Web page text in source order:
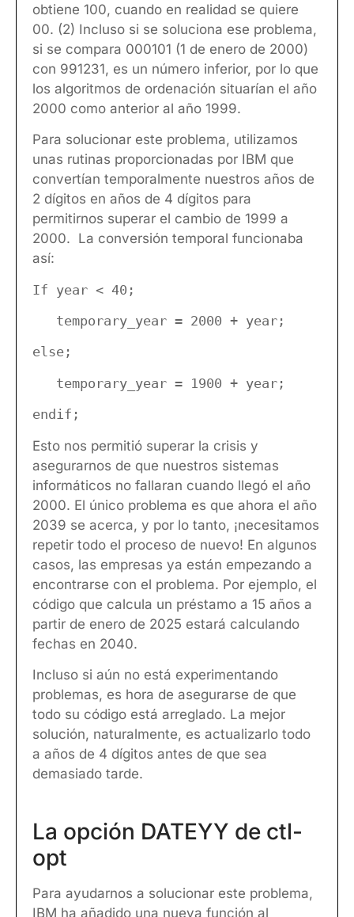
obtiene 100, cuando en realidad se quiere
00. (2) Incluso si se soluciona ese problema,
si se compara 000101 (1 de enero de 2000)
con 991231, es un número inferior, por lo que
los algoritmos de ordenación situarían el año
2000 como anterior al año 1999.
Para solucionar este problema, utilizamos
unas rutinas proporcionadas por IBM que
convertían temporalmente nuestros años de
2 dígitos en años de 4 dígitos para
permitirnos superar el cambio de 1999 a
2000. La conversión temporal funcionaba
así:
If year < 40;
temporary_year = 2000 + year;
else;
temporary_year = 1900 + year;
endif;
Esto nos permitió superar la crisis y
asegurarnos de que nuestros sistemas
informáticos no fallaran cuando llegó el año
2000. El único problema es que ahora el año
2039 se acerca, y por lo tanto, ¡necesitamos
repetir todo el proceso de nuevo! En algunos
casos, las empresas ya están empezando a
encontrarse con el problema. Por ejemplo, el
código que calcula un préstamo a 15 años a
partir de enero de 2025 estará calculando
fechas en 2040.
Incluso si aún no está experimentando
problemas, es hora de asegurarse de que
todo su código está arreglado. La mejor
solución, naturalmente, es actualizarlo todo
a años de 4 dígitos antes de que sea
demasiado tarde.
La opción DATEYY de ctl-
opt
Para ayudarnos a solucionar este problema,
IBM ha añadido una nueva función al